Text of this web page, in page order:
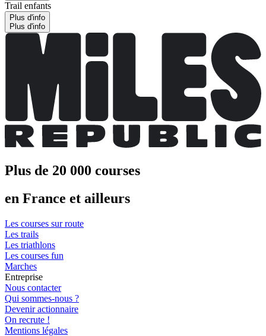
Trail enfants
Plus d'info
Plus d'info
Plus de 20 000 courses
en France et ailleurs
Les courses sur route
Les trails
Les triathlons
Les courses fun
Marches
Entreprise
Nous contacter
Qui sommes-nous ?
Devenir actionnaire
On recrute !
Mentions légales